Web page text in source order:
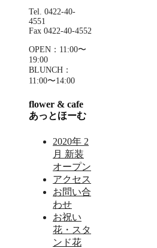
Tel. 0422-40-
4551
Fax 0422-40-4552
OPEN：11:00〜
19:00
BLUNCH：
11:00〜14:00
flower & cafe
あっとほーむ
2020年 2
月 新装
オープン
アクセス
お問い合
わせ
お祝い
花・スタ
ンド花